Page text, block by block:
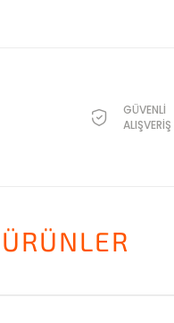
GÜVENLİ
ALIŞVERİŞ